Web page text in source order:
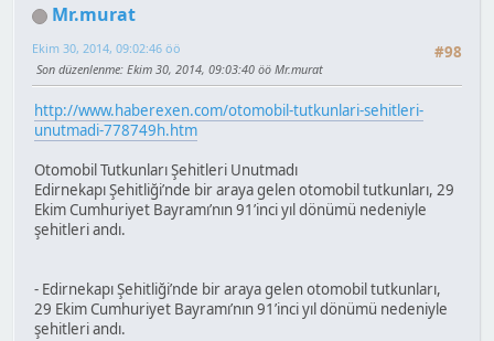
Mr.murat
#98
Ekim 30, 2014, 09:02:46 öö
Son düzenlenme: Ekim 30, 2014, 09:03:40 öö Mr.murat
http://www.haberexen.com/otomobil-tutkunlari-sehitleri-
unutmadi-778749h.htm
Otomobil Tutkunları Şehitleri Unutmadı
Edirnekapı Şehitliği’nde bir araya gelen otomobil tutkunları, 29
Ekim Cumhuriyet Bayramı’nın 91’inci yıl dönümü nedeniyle
şehitleri andı.
- Edirnekapı Şehitliği’nde bir araya gelen otomobil tutkunları,
29 Ekim Cumhuriyet Bayramı’nın 91’inci yıl dönümü nedeniyle
şehitleri andı.